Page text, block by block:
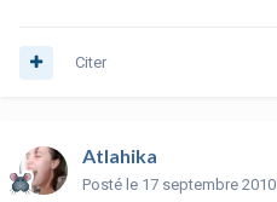
Citer
Atlahika
Posté le 17 septembre 2010